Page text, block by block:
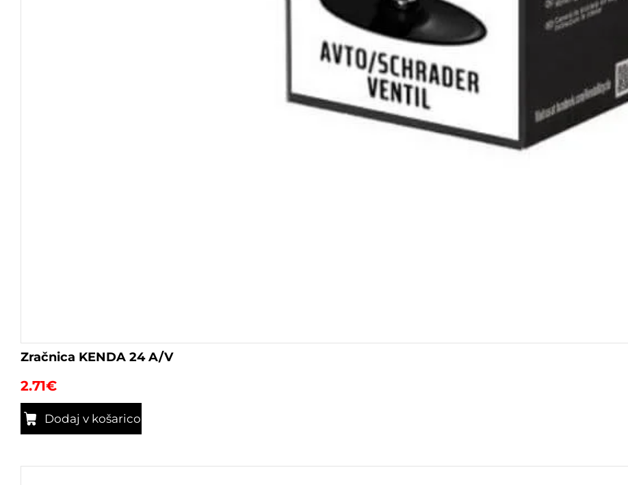
Zračnica KENDA 24 A/V
2.71€
Dodaj v košarico